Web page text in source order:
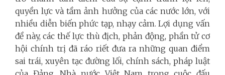
quyền lực và tầm ảnh hưởng của các nước lớn, với
nhiều diễn biến phức tạp, nhạy cảm. Lợi dụng vấn
đề này, các thế lực thù địch, phản động, phần tử cơ
hội chính trị đã ráo riết đưa ra những quan điểm
sai trái, xuyên tạc đường lối, chính sách, pháp luật